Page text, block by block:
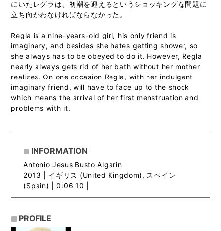
にいたレグラは、初潮を迎えるというショッキングな問題に
立ち向かわなければならなかった。
Regla is a nine-years-old girl, his only friend is
imaginary, and besides she hates getting shower, so
she always has to be obeyed to do it. However, Regla
nearly always gets rid of her bath without her mother
realizes. On one occasion Regla, with her indulgent
imaginary friend, will have to face up to the shock
which means the arrival of her first menstruation and
problems with it.
INFORMATION
Antonio Jesus Busto Algarin
2013 | イギリス (United Kingdom), スペイン
(Spain) | 0:06:10 |
PROFILE